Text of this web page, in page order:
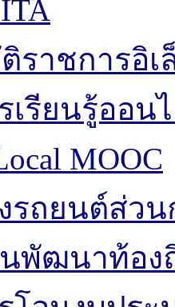
ราชการอิ
เรียนรู้ออน
MOOC
รถยนต์ส่วน
พัฒนาท้อง